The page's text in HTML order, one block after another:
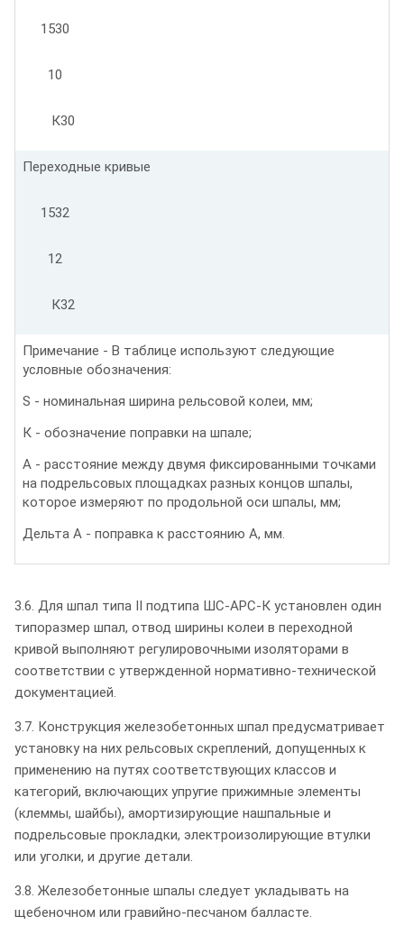
1530
10
К30
Переходные кривые
1532
12
К32
Примечание - В таблице используют следующие
условные обозначения:
S - номинальная ширина рельсовой колеи, мм;
К - обозначение поправки на шпале;
А - расстояние между двумя фиксированными точками
на подрельсовых площадках разных концов шпалы,
которое измеряют по продольной оси шпалы, мм;
Дельта А - поправка к расстоянию А, мм.
3.6. Для шпал типа II подтипа ШС-АРС-К установлен один
типоразмер шпал, отвод ширины колеи в переходной
кривой выполняют регулировочными изоляторами в
соответствии с утвержденной нормативно-технической
документацией.
3.7. Конструкция железобетонных шпал предусматривает
установку на них рельсовых скреплений, допущенных к
применению на путях соответствующих классов и
категорий, включающих упругие прижимные элементы
(клеммы, шайбы), амортизирующие нашпальные и
подрельсовые прокладки, электроизолирующие втулки
или уголки, и другие детали.
3.8. Железобетонные шпалы следует укладывать на
щебеночном или гравийно-песчаном балласте.